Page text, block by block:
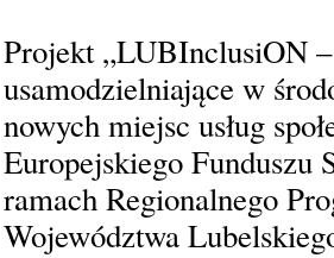
Projekt „LUBInclusiON
usamodzielniające w
nowych miejsc usług
Europejskiego Funduszu
ramach Regionalnego
Województwa